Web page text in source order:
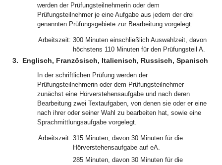
werden der Prüfungsteilnehmerin oder dem
Prüfungsteilnehmer je eine Aufgabe aus jedem der drei
genannten Prüfungsgebiete zur Bearbeitung vorgelegt.
Arbeitszeit: 300 Minuten einschließlich Auswahlzeit, davon
höchstens 110 Minuten für den Prüfungsteil A.
3. Englisch, Französisch, Italienisch, Russisch, Spanisch
In der schriftlichen Prüfung werden der
Prüfungsteilnehmerin oder dem Prüfungsteilnehmer
zunächst eine Hörverstehensaufgabe und nach deren
Bearbeitung zwei Textaufgaben, von denen sie oder er eine
nach ihrer oder seiner Wahl zu bearbeiten hat, sowie eine
Sprachmittlungsaufgabe vorgelegt.
Arbeitszeit: 315 Minuten, davon 30 Minuten für die
Hörverstehensaufgabe auf eA.
285 Minuten, davon 30 Minuten für die